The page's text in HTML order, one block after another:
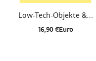
Schnellansicht
Low-Tech-Objekte &...
16,90 €Euro